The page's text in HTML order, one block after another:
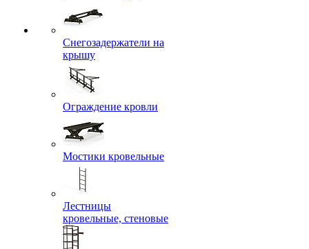
Снегозадержатели на
крышу
Ограждение кровли
Мостики кровельные
Лестницы
кровельные, стеновые